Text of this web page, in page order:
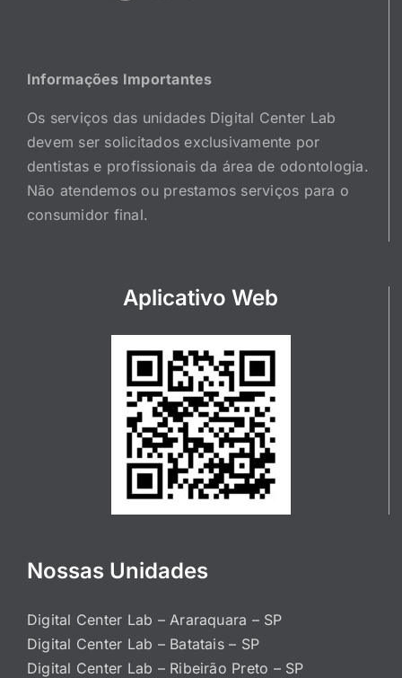
Informações Importantes
Os serviços das unidades Digital Center Lab
devem ser solicitados exclusivamente por
dentistas e profissionais da área de odontologia.
Não atendemos ou prestamos serviços para o
consumidor final.
Aplicativo Web
Nossas Unidades
Digital Center Lab – Araraquara – SP
Digital Center Lab – Batatais – SP
Digital Center Lab – Ribeirão Preto – SP